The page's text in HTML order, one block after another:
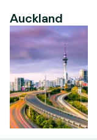
Auckland